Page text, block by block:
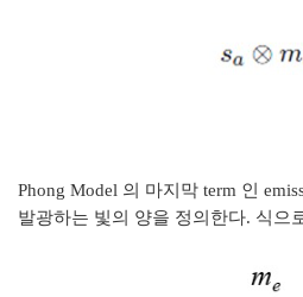
Phong Model 의 마지막 term 인
발광하는 빛의 양을 정의한다. 식으